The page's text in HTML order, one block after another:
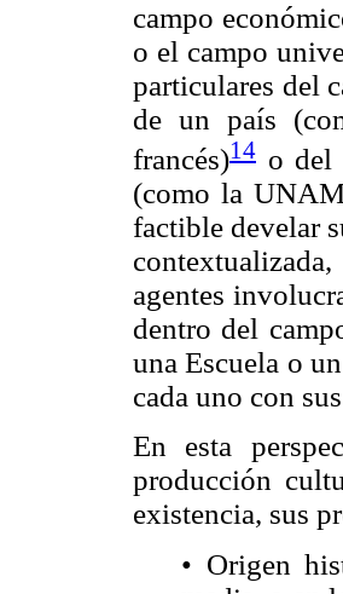
campo
o el campo
particulares del
de un país
francés)14 o del
(como la
factible develar
agentes
dentro del
una Escuela o
cada uno con
En esta
producción
existencia, sus
• Origen